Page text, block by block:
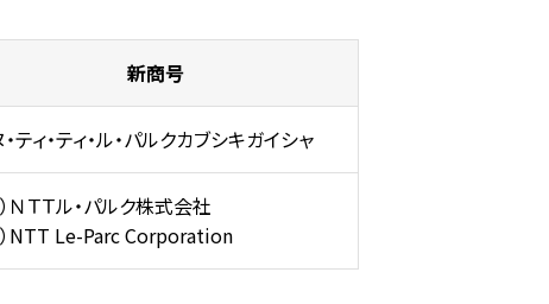
新商号
ティ・ティ・ル・パルクカブシキガイシャ
）ＮＴＴル・パルク株式会社
）NTT Le-Parc Corporation